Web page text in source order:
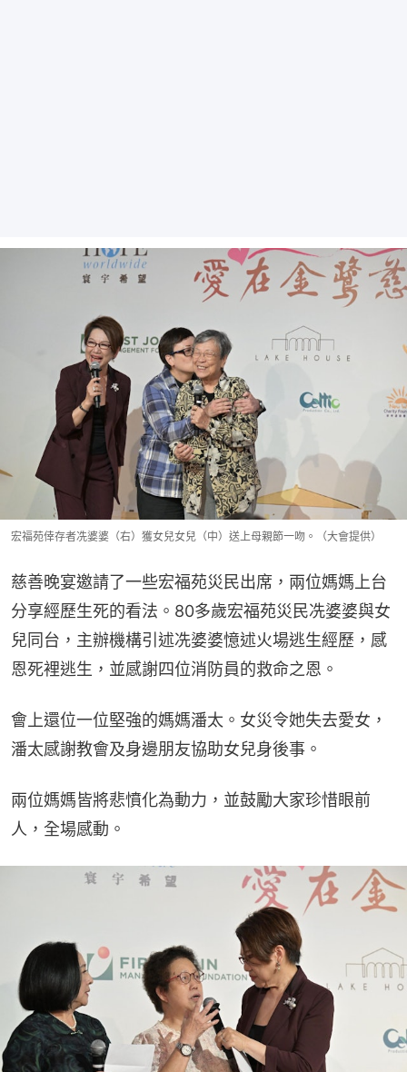
宏福苑倖存者冼婆婆（右）獲女兒女兒（中）送上母親節一吻。（大會提供）
慈善晚宴邀請了一些宏福苑災民出席，兩位媽媽上台
分享經歷生死的看法。80多歲宏福苑災民冼婆婆與女
兒同台，主辦機構引述冼婆婆憶述火場逃生經歷，感
恩死裡逃生，並感謝四位消防員的救命之恩。
會上還位一位堅強的媽媽潘太。女災令她失去愛女，
潘太感謝教會及身邊朋友協助女兒身後事。
兩位媽媽皆將悲憤化為動力，並鼓勵大家珍惜眼前
人，全場感動。